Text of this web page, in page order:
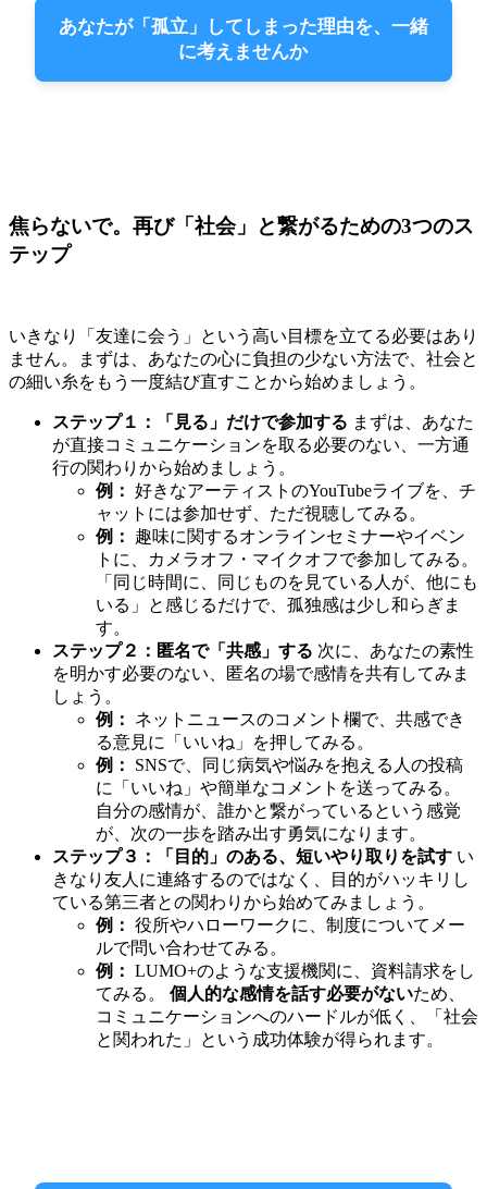
あなたが「孤立」してしまった理由を、一緒
に考えませんか
焦らないで。再び「社会」と繋がるための3つのス
テップ
いきなり「友達に会う」という高い目標を立てる必要はあり
ません。まずは、あなたの心に負担の少ない方法で、社会と
の細い糸をもう一度結び直すことから始めましょう。
ステップ１：「見る」だけで参加する まずは、あなた
が直接コミュニケーションを取る必要のない、一方通
行の関わりから始めましょう。
例： 好きなアーティストのYouTubeライブを、チ
ャットには参加せず、ただ視聴してみる。
例：
趣味に関するオンラインセミナーやイベン
トに、カメラオフ・マイクオフで参加してみる。
「同じ時間に、同じものを見ている人が、他にも
いる」と感じるだけで、孤独感は少し和らぎま
す。
ステップ２：匿名で「共感」する 次に、あなたの素性
を明かす必要のない、匿名の場で感情を共有してみま
しょう。
例：
ネットニュースのコメント欄で、共感でき
る意見に「いいね」を押してみる。
例：
SNSで、同じ病気や悩みを抱える人の投稿
に「いいね」や簡単なコメントを送ってみる。
自分の感情が、誰かと繋がっているという感覚
が、次の一歩を踏み出す勇気になります。
ステップ３：「目的」のある、短いやり取りを試す い
きなり友人に連絡するのではなく、目的がハッキリし
ている第三者との関わりから始めてみましょう。
例： 役所やハローワークに、制度についてメー
ルで問い合わせてみる。
例： LUMO+のような支援機関に、資料請求をし
てみる。 個人的な感情を話す必要がないため、
コミュニケーションへのハードルが低く、「社会
と関われた」という成功体験が得られます。